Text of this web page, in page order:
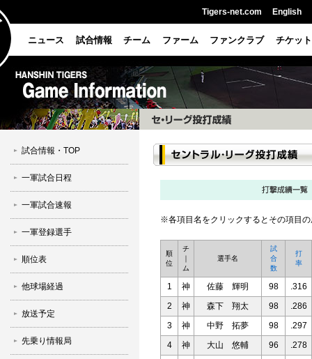
Tigers-net.com English
ニュース 試合情報 チーム ファーム ファンクラブ チケット
試合情報・TOP
一軍試合日程
一軍試合速報
一軍登録選手
順位表
他球場経過
放送予定
先乗り情報局
※各項目名をクリックするとその項目
順
位
チ
｜
ム
選手名
試
合
数
打
率
1 神 佐藤 輝明 98
.316
2
神 森下 翔太 98
.286
3
神 中野 拓夢 98
.297
4
神 大山 悠輔 96
.278